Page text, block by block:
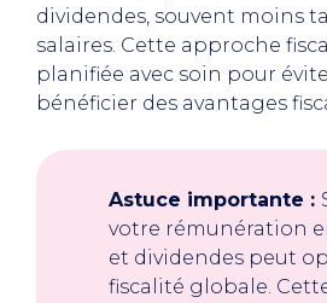
dividendes, souvent moins
salaires. Cette approche
planifiée avec soin pour
bénéficier des avantages
Astuce importante :
votre rémunération
et dividendes peut
fiscalité globale.